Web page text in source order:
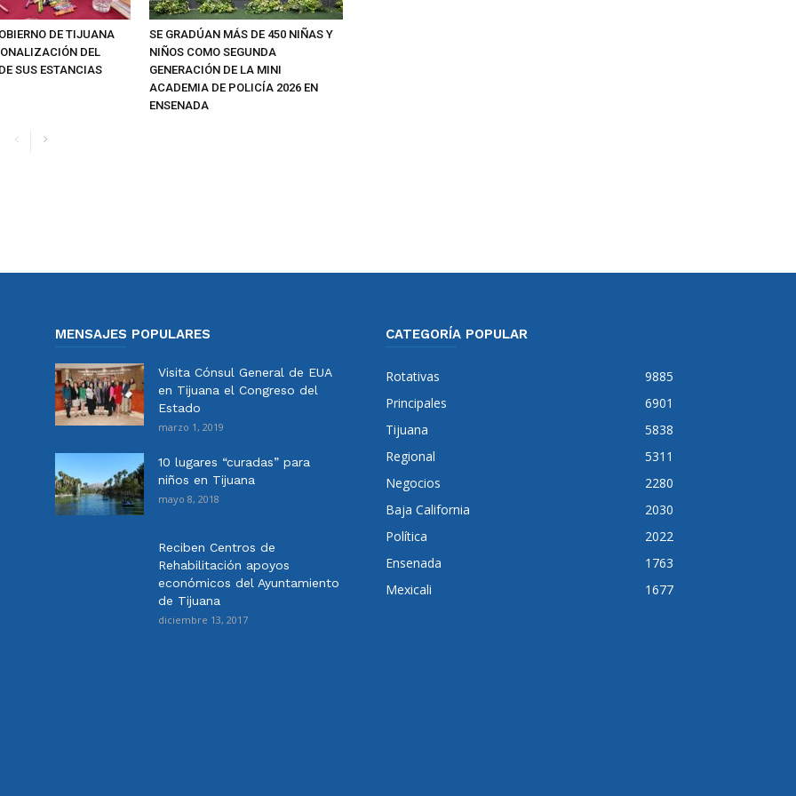
DE TIJUANA
DEL
SUS ESTANCIAS
SE GRADÚAN MÁS DE 450 NIÑAS Y
NIÑOS COMO SEGUNDA
GENERACIÓN DE LA MINI
ACADEMIA DE POLICÍA 2026 EN
ENSENADA
MENSAJES POPULARES
Visita Cónsul General de EUA
en Tijuana el Congreso del
Estado
marzo 1, 2019
10 lugares “curadas” para
niños en Tijuana
mayo 8, 2018
Reciben Centros de
Rehabilitación apoyos
económicos del Ayuntamiento
de Tijuana
diciembre 13, 2017
CATEGORÍA POPULAR
Rotativas
9885
Principales
6901
Tijuana
5838
Regional
5311
Negocios
2280
Baja California
2030
Política
2022
Ensenada
1763
Mexicali
1677